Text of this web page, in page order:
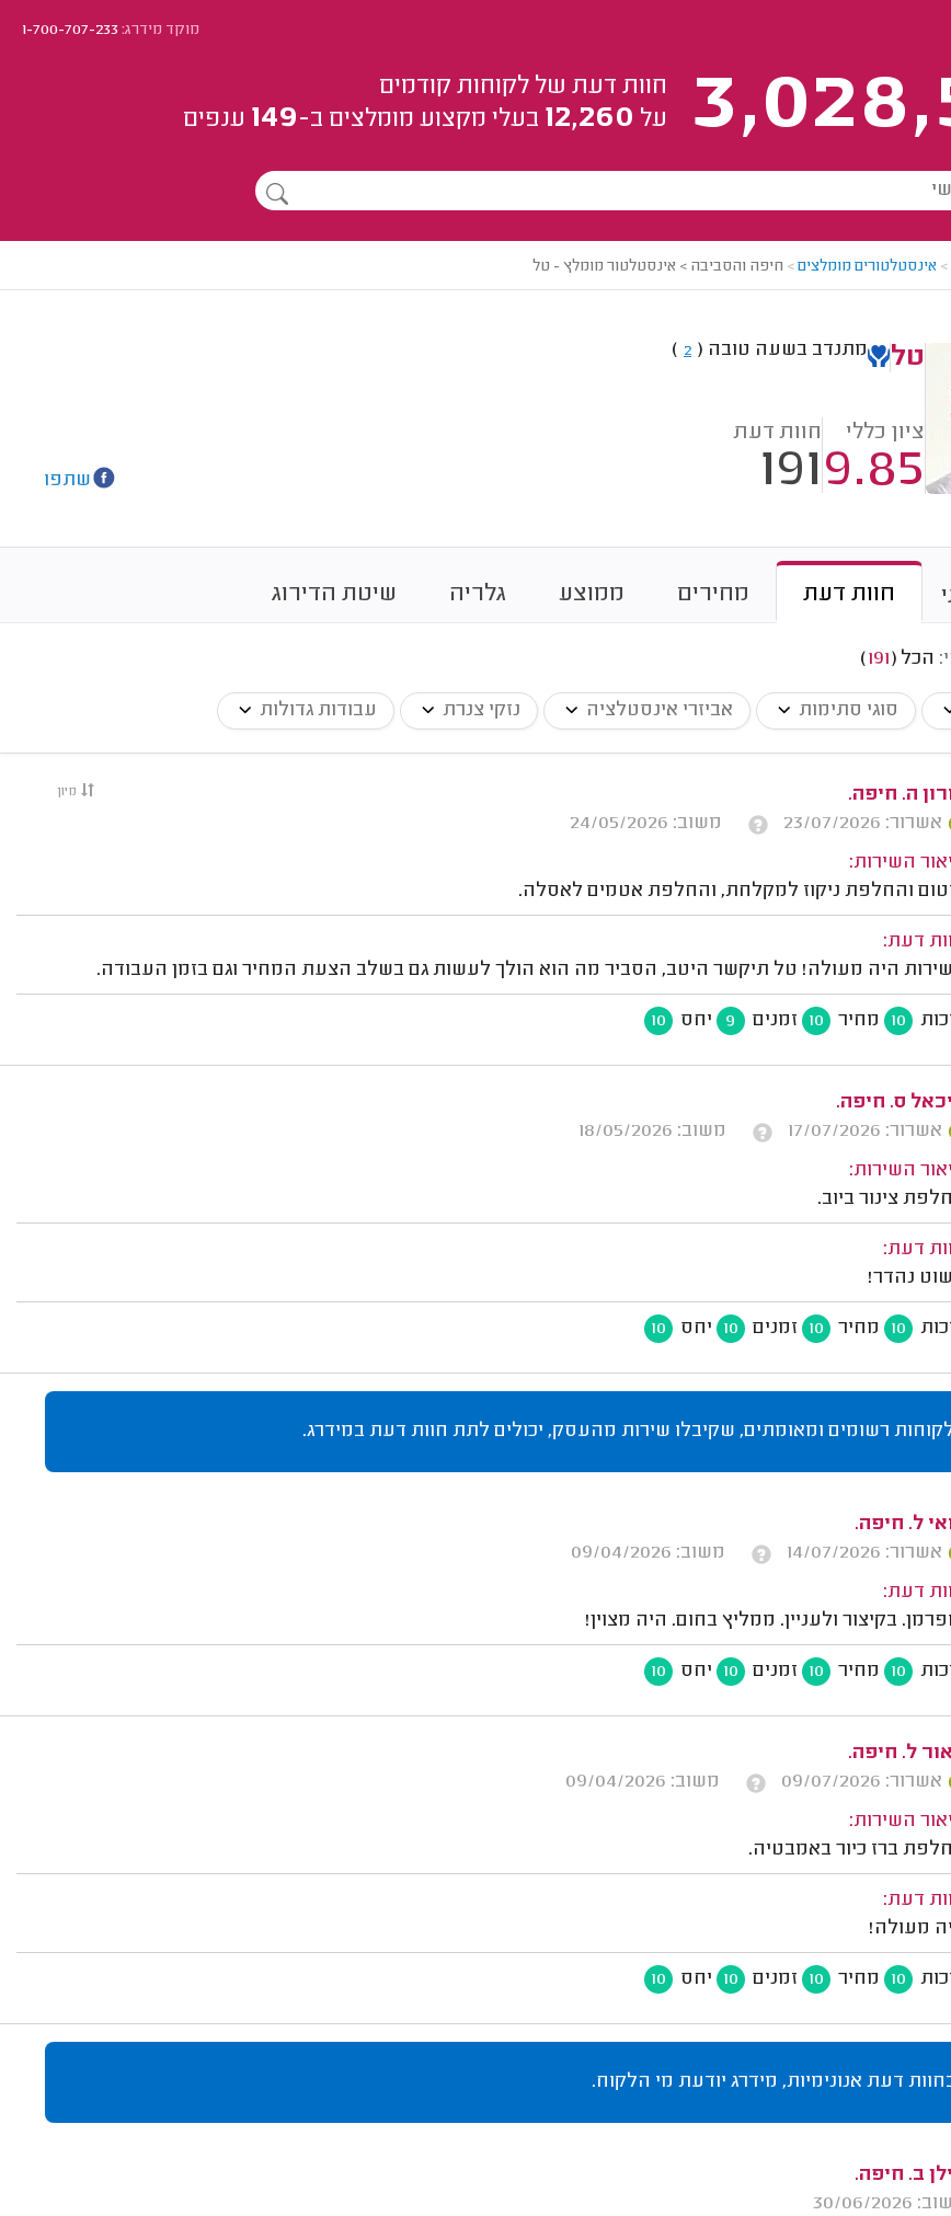
מוקד מידרג:1-700-707-233
חוות דעת של לקוחות קודמים
על 12,260 בעלי מקצוע מומלצים ב-149 ענפים
> אינסטלטורים מומלצים> חיפה והסביבה > אינסטלטור מומלץ - טל
טל מתנדב בשעה טובה (
2
)
ציון כללי
9.85
חוות דעת
191 שתפו
חוות דעת מחירים ממוצע גלריה שיטת הדירוג
הכל (
191
)
סוגי סתימות אביזרי אינסטלציה נזקי צנרת עבודות גדולות
מיון
ה. חיפה.
אשרור: 23/07/2026
משוב: 24/05/2026
השירות:
והחלפת ניקוז למקלחת, והחלפת אטמים לאסלה.
דעת:
היה מעולה! טל תיקשר היטב, הסביר מה הוא הולך לעשות גם בשלב הצעת המחיר וגם בזמן העבודה.
10 מחיר 10 זמנים 9 יחס 10
ס. חיפה.
אשרור: 17/07/2026
משוב: 18/05/2026
השירות:
צינור ביוב.
דעת:
נהדר!
10 מחיר 10 זמנים 10 יחס 10
רשומים ומאומתים, שקיבלו שירות מהעסק, יכולים לתת חוות דעת במידרג.
ל. חיפה.
אשרור: 14/07/2026
משוב: 09/04/2026
דעת:
בקיצור ולעניין. ממליץ בחום. היה מצוין!
10 מחיר 10 זמנים 10 יחס 10
ל. חיפה.
אשרור: 09/07/2026
משוב: 09/04/2026
השירות:
ברז כיור באמבטיה.
דעת:
מעולה!
10 מחיר 10 זמנים 10 יחס 10
דעת אנונימיות, מידרג יודעת מי הלקוח.
ב. חיפה.
06/2026